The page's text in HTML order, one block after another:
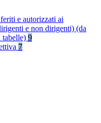
e autorizzati ai
e non dirigenti) (da
tabelle) 9
7